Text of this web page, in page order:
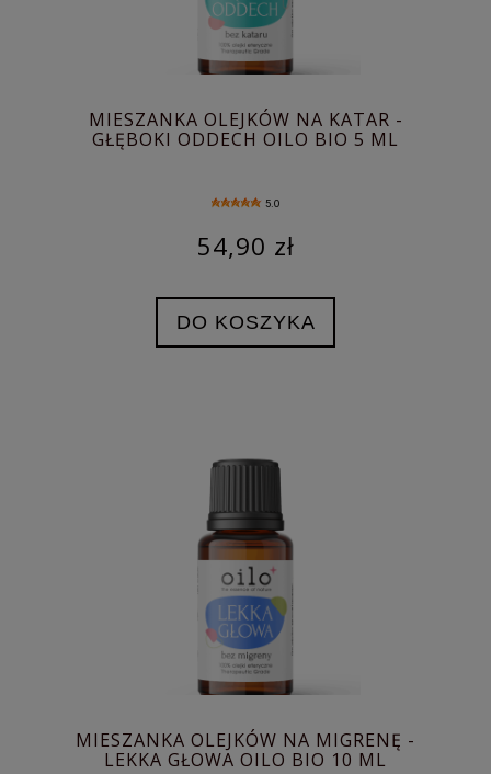
MIESZANKA OLEJKÓW NA KATAR -
GŁĘBOKI ODDECH OILO BIO 5 ML
5.0
54,90 zł
DO KOSZYKA
MIESZANKA OLEJKÓW NA MIGRENĘ -
LEKKA GŁOWA OILO BIO 10 ML